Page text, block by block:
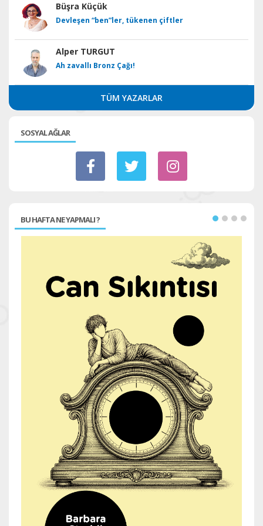
Büşra Küçük
Devleşen “ben”ler, tükenen çiftler
Alper TURGUT
Ah zavallı Bronz Çağı!
TÜM YAZARLAR
SOSYAL AĞLAR
BU HAFTA NE YAPMALI ?